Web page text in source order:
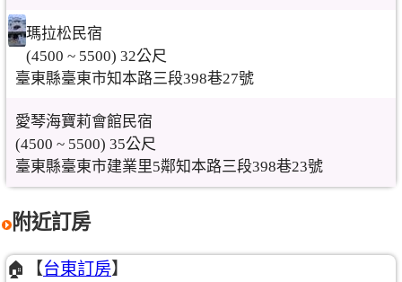
瑪拉松民宿
(4500 ~ 5500) 32公尺
臺東縣臺東市知本路三段398巷27號
愛琴海寶莉會館民宿
(4500 ~ 5500) 35公尺
臺東縣臺東市建業里5鄰知本路三段398巷23號
附近訂房
🏠【台東訂房】